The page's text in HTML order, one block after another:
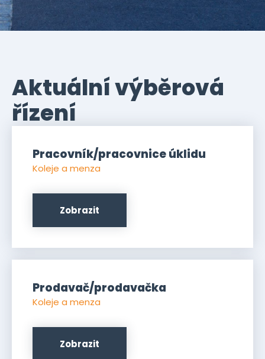
Aktuální výběrová
řízení
Pracovník/pracovnice úklidu
Koleje a menza
Zobrazit
Prodavač/prodavačka
Koleje a menza
Zobrazit